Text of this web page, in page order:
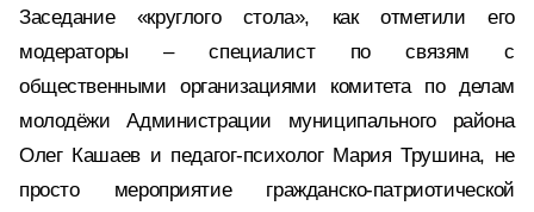
Заседание «круглого стола», как отметили его
модераторы – специалист по связям с
общественными организациями комитета по делам
молодёжи Администрации муниципального района
Олег Кашаев и педагог-психолог Мария Трушина, не
просто мероприятие гражданско-патриотической